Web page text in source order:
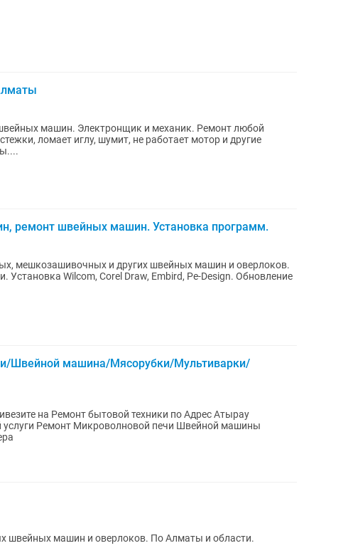
машин. Электронщик и механик. Ремонт любой
ломает иглу, шумит, не работает мотор и другие
ремонт швейных машин. Установка программ.
мешкозашивочных и других швейных машин и оверлоков.
Швейной машина/Мясорубки/Мультиварки/
машины
швейных машин и оверлоков. По Алматы и области.